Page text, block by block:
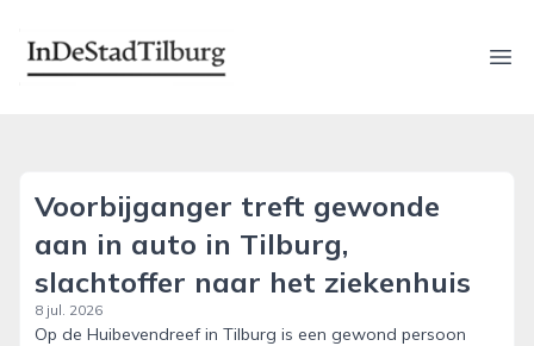
indestadtilburg.nl
Voorbijganger treft gewonde
aan in auto in Tilburg,
slachtoffer naar het ziekenhuis
8 jul. 2026
Op de Huibevendreef in Tilburg is een gewond persoon